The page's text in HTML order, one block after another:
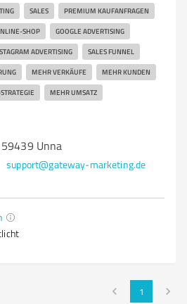
SALES PREMIUM KAUFANFRAGEN
SHOP GOOGLE ADVERTISING
ADVERTISING SALES FUNNEL
MEHR VERKÄUFE MEHR KUNDEN
MEHR UMSATZ
Unna
support@gateway-marketing.de
1